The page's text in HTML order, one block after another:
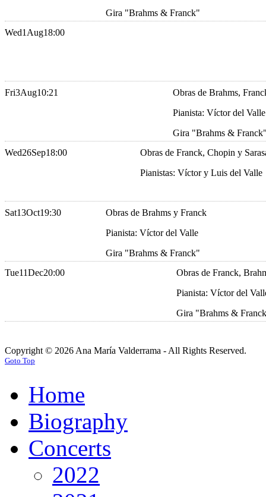
Gira "Brahms & Franck"
Wed1Aug18:00
Fri3Aug10:21
Obras de Brahms,
Pianista: Víctor del Valle
Gira "Brahms &
Wed26Sep18:00
Obras de Franck, Chopin y
Pianistas: Víctor y Luis del Valle
Sat13Oct19:30
Obras de Brahms y Franck
Pianista: Víctor del Valle
Gira "Brahms & Franck"
Tue11Dec20:00
Obras de Franck,
Pianista: Víctor del
Gira "Brahms &
Copyright © 2026 Ana María Valderrama - All Rights Reserved.
Goto Top
Home
Biography
Concerts
2022